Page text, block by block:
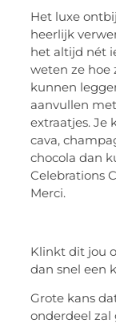
Het luxe
heerlijk
het altijd nét
weten ze hoe
kunnen
aanvullen
extraatjes. Je
cava,
chocola dan
Celebrations
Merci.
Klinkt dit jou
dan snel een
Grote kans
onderdeel